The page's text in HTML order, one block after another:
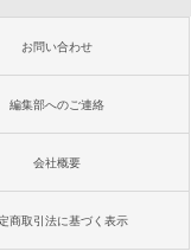
お問い合わせ
編集部へのご連絡
会社概要
商取引法に基づく表示